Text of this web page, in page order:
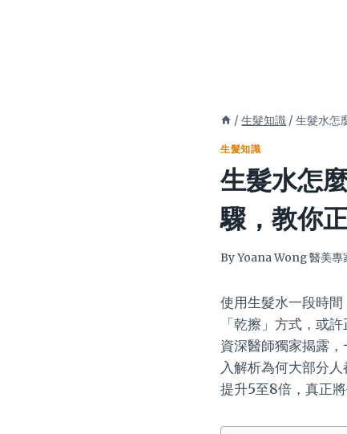
/ 生髮知識 / 生髮水怎
生髮知識
生髮水怎
驟，教你
ByYoana Wong 醫美專
使用生髮水一段時
「乾擦」方式，或
資深醫師獨家揭露
入解析為何大部分
提升5至8倍，真正